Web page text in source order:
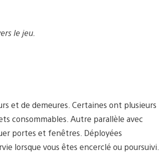
le jeu.
et de demeures. Certaines ont plusieurs
consommables. Autre parallèle avec
portes et fenêtres. Déployées
lorsque vous êtes encerclé ou poursuivi.